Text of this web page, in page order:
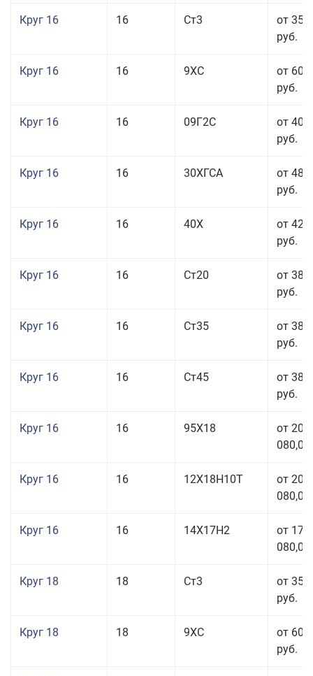
Круг 16 16 Ст3
от 35
руб.
Круг 16 16 9ХС
от 60
руб.
Круг 16 16 09Г2С
от 40
руб.
Круг 16 16 30ХГСА
от 48
руб.
Круг 16 16 40Х
от 42
руб.
Круг 16 16 Ст20
от 38
руб.
Круг 16 16 Ст35
от 38
руб.
Круг 16 16 Ст45
от 38
руб.
Круг 16 16 95Х18
от 208
080,00
Круг 16 16 12Х18Н10Т
от 209
080,00
Круг 16 16 14Х17Н2
от 175
080,00
Круг 18 18 Ст3
от 35
руб.
Круг 18 18 9ХС
от 60
руб.